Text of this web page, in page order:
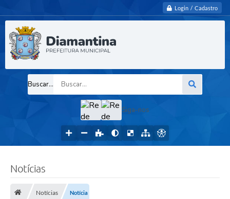
Login / Cadastro
Buscar...
Siga-nos
Notícias
Notícias Notícia